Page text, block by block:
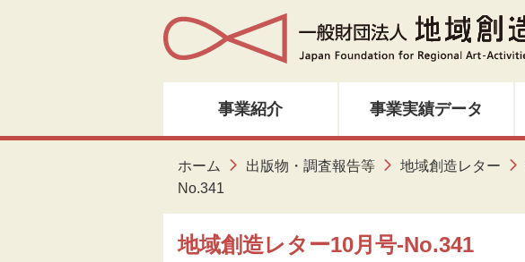
事業紹介
人材育成・研修
ダンス
事業実績データ
ホーム 出版物・調査報告等 地域創造レター
No.341
地域創造レター10月号-No.341